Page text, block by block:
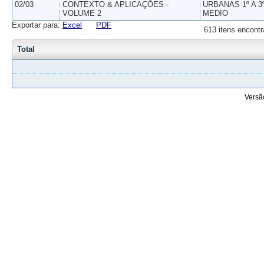
02/03
CONTEXTO & APLICAÇÕES -
VOLUME 2
URBANAS 1º A
MEDIO
613 itens
Exportar para: Excel PDF
Total